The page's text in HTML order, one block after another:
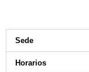
Sede
Horarios